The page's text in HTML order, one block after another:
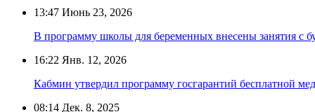
13:47 Июнь 23, 2026
В программу школы для беременных внесены занятия с
16:22 Янв. 12, 2026
Кабмин утвердил программу госгарантий бесплатной
08:14 Дек. 8, 2025